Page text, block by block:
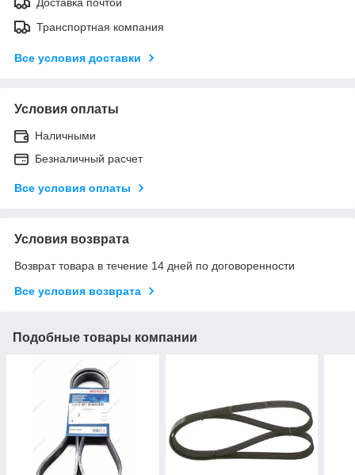
Транспортная компания
Все условия доставки
Условия оплаты
Наличными
Безналичный расчет
Все условия оплаты
Условия возврата
Возврат товара в течение 14 дней по договоренности
Все условия возврата
Подобные товары компании